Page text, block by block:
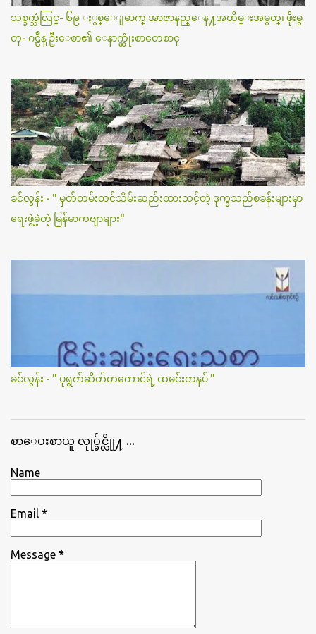
သစ္ခက္သံလြင္- ၆၉ ႏွစ္ေျမာက္ အာဇာနည္ေန႔အထိမ္းအမွတ္၊ ဖိုးမွ
တ္- ဂဠဳန္ ဦးေစာ၏ ေနာက္ဆုံးစာတေစာင္
ခင်လွန်း - " မှတ်တမ်းတင်သိမ်းဆည်းထားသင့်တဲ့ ဒုက္ခသည်စခန်းများမှာ
ရေးဖွဲ့ခဲ့တဲ့ မြန်မာကဗျာများ"
ခင်လွန်း - " ပုရွက်ဆိတ်တကောင်ရဲ့ ထမင်းတနပ် "
စာေပးစာယူ လုုပ္ခ်င္လိုု႔ ...
Name
Email *
Message *